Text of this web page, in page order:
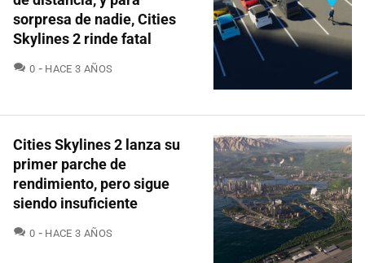
sorpresa de nadie, Cities
Skylines 2 rinde fatal
0 COMENTARIOS
HACE 3 AÑOS
Cities Skylines 2 lanza su
primer parche de
rendimiento, pero sigue
siendo insuficiente
0 COMENTARIOS
HACE 3 AÑOS